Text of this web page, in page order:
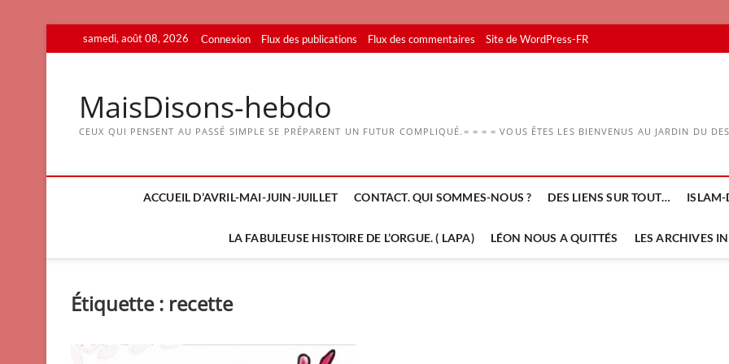
to
samedi, août 08, 2026 Connexion Flux des publications Flux des commentaires Site de WordPress-FR
MaisDisons-hebdo
CEUX QUI PENSENT AU PASSÉ SIMPLE SE PRÉPARENT UN FUTUR COMPLIQUÉ.= = = = VOUS ÊTES LES BIENVENUS AU JARDIN DU
ACCUEIL D’AVRIL-MAI-JUIN-JUILLET CONTACT. QUI SOMMES-NOUS ? DES LIENS SUR TOUT… ISLAM-
LA FABULEUSE HISTOIRE DE L’ORGUE. ( LAPA) LÉON NOUS A QUITTÉS LES ARCHIVES
Étiquette : recette